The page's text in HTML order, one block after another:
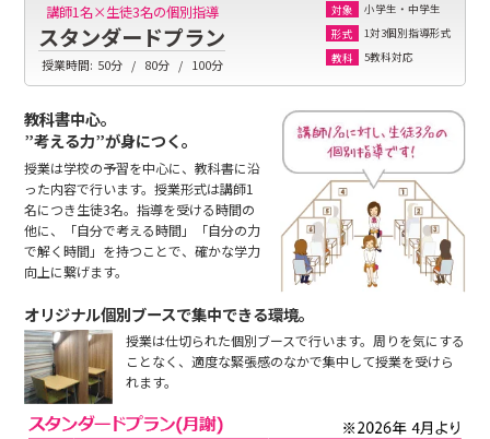
講師1名×生徒3名の個別指導
スタンダードプラン
授業時間: 50分 80分 100分
対象
小学生・中学生
形式
1対3個別指導形式
教科
5教科対応
教科書中心。
”考える力”が身につく。
授業は学校の予習を中心に、教科書に沿
った内容で行います。授業形式は講師1
名につき生徒3名。指導を受ける時間の
他に、「自分で考える時間」「自分の力
で解く時間」を持つことで、確かな学力
向上に繋げます。
オリジナル個別ブースで集中できる環境。
授業は仕切られた個別ブースで行います。周りを気にする
ことなく、適度な緊張感のなかで集中して授業を受けら
れます。